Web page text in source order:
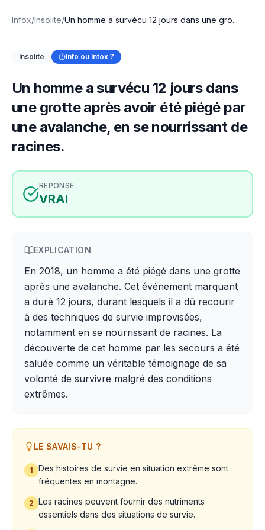
Infox/Insolite/Un homme a survécu 12 jours dans une gro...
Insolite Info ou Intox ?
Un homme a survécu 12 jours dans
une grotte après avoir été piégé par
une avalanche, en se nourrissant de
racines.
REPONSE
VRAI
EXPLICATION
En 2018, un homme a été piégé dans une grotte
après une avalanche. Cet événement marquant
a duré 12 jours, durant lesquels il a dû recourir
à des techniques de survie improvisées,
notamment en se nourrissant de racines. La
découverte de cet homme par les secours a été
saluée comme un véritable témoignage de sa
volonté de survivre malgré des conditions
extrêmes.
LE SAVAIS-TU ?
1
Des histoires de survie en situation extrême sont
fréquentes en montagne.
2 Les racines peuvent fournir des nutriments
essentiels dans des situations de survie.